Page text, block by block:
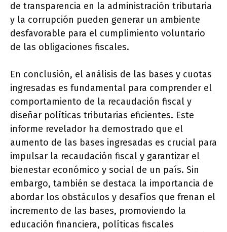
de transparencia en la administración tributaria
y la corrupción pueden generar un ambiente
desfavorable para el cumplimiento voluntario
de las obligaciones fiscales.
En conclusión, el análisis de las bases y cuotas
ingresadas es fundamental para comprender el
comportamiento de la recaudación fiscal y
diseñar políticas tributarias eficientes. Este
informe revelador ha demostrado que el
aumento de las bases ingresadas es crucial para
impulsar la recaudación fiscal y garantizar el
bienestar económico y social de un país. Sin
embargo, también se destaca la importancia de
abordar los obstáculos y desafíos que frenan el
incremento de las bases, promoviendo la
educación financiera, políticas fiscales